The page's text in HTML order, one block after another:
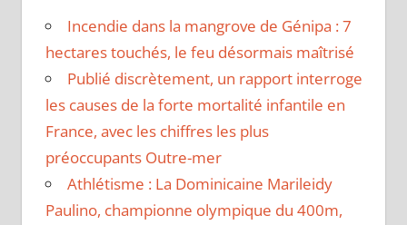
Incendie dans la mangrove de Génipa : 7
hectares touchés, le feu désormais maîtrisé
Publié discrètement, un rapport interroge
les causes de la forte mortalité infantile en
France, avec les chiffres les plus
préoccupants Outre-mer
Athlétisme : La Dominicaine Marileidy
Paulino, championne olympique du 400m,